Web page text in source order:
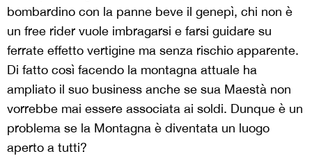
bombardino con la panne beve il genepì, chi non è
un free rider vuole imbragarsi e farsi guidare su
ferrate effetto vertigine ma senza rischio apparente.
Di fatto così facendo la montagna attuale ha
ampliato il suo business anche se sua Maestà non
vorrebbe mai essere associata ai soldi. Dunque è un
problema se la Montagna è diventata un luogo
aperto a tutti?